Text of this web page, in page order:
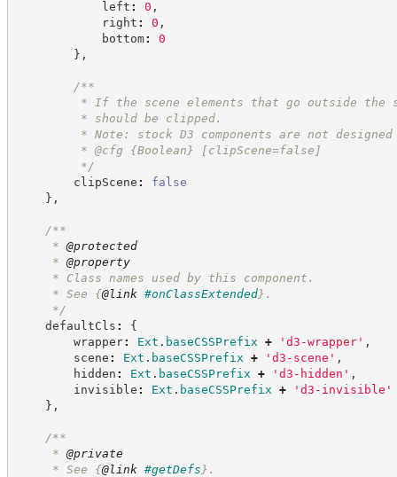
left : 0 ,
right : 0 ,
bottom:
0
} ,
/**
* If the scene elements that go outside the
* should be clipped.
* Note: stock D3 components are not designed
* @cfg {Boolean}
[clipScene=false]
*/
clipScene :
false
} ,
/**
* @protected
* @property
* Class names used by this component.
* See {@link #onClassExtended} .
*/
defaultCls :
{
wrapper: Ext . baseCSSPrefix + ' d3-wrapper' ,
scene : Ext . baseCSSPrefix + ' d3-scene ' ,
hidden : Ext . baseCSSPrefix + ' d3-hidden ' ,
invisible : Ext . baseCSSPrefix + ' d3-invisible '
} ,
/**
* @private
* See {@link #getDefs } .